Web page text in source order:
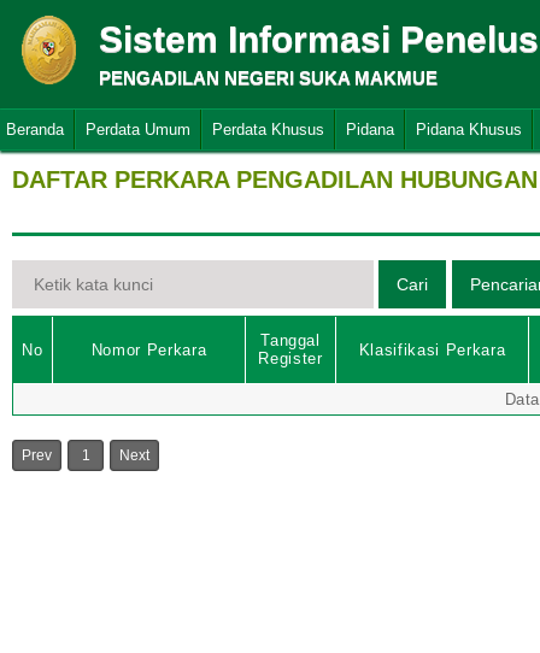
Sistem Informasi
PENGADILAN NEGERI SUKA MAKMUE
Beranda Perdata Umum Perdata Khusus Pidana Pidana Khusus
DAFTAR PERKARA PENGADILAN
No Nomor Perkara
Tanggal
Register
Klasifikasi Perkara
Prev 1 Next